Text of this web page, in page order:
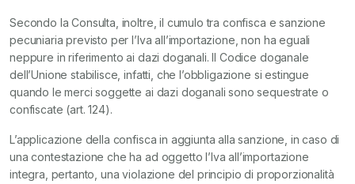
Secondo la Consulta, inoltre, il cumulo tra confisca e sanzione
pecuniaria previsto per l’Iva all’importazione, non ha eguali
neppure in riferimento ai dazi doganali. Il Codice doganale
dell’Unione stabilisce, infatti, che l’obbligazione si estingue
quando le merci soggette ai dazi doganali sono sequestrate o
confiscate (art. 124).
L’applicazione della confisca in aggiunta alla sanzione, in caso di
una contestazione che ha ad oggetto l’Iva all’importazione
integra, pertanto, una violazione del principio di proporzionalità